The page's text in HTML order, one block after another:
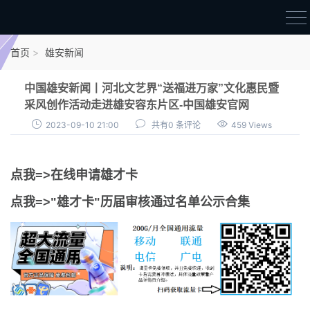
点我申领雄才卡
审核通过公示
首页 雄安新闻
中国雄安新闻丨河北文艺界“送福进万家”文化惠民暨
采风创作活动走进雄安容东片区-中国雄安官网
2023-09-10 21:00 共有0 条评论 459 Views
点我=>在线申请雄才卡
点我=>"雄才卡"历届审核通过名单公示合集